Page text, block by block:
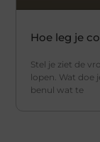
Hoe leg je
Stel je ziet de
lopen. Wat doe
benul wat te